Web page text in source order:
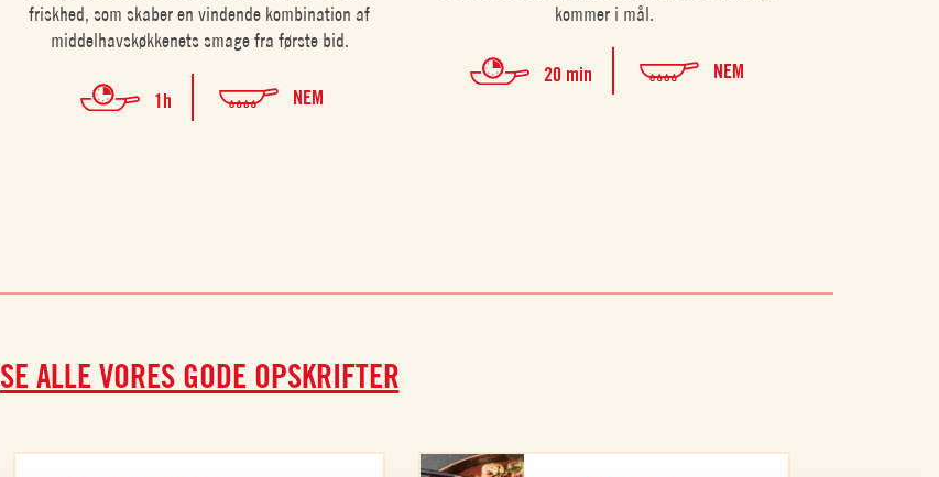
friskhed, som skaber en vindende kombination af
middelhavskøkkenets smage fra første bid.
1h NEM
kommer i mål.
20 min NEM
SE ALLE VORES GODE OPSKRIFTER